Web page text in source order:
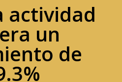
actividad
un
de